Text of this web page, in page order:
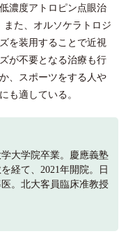
濃度アトロピン点眼治
また、オルソケラトロジ
を装用することで近視
が不要となる治療も行
、スポーツをする人や
も適している。
大学院卒業。慶應義塾
経て、2021年開院。日
。北大客員臨床准教授